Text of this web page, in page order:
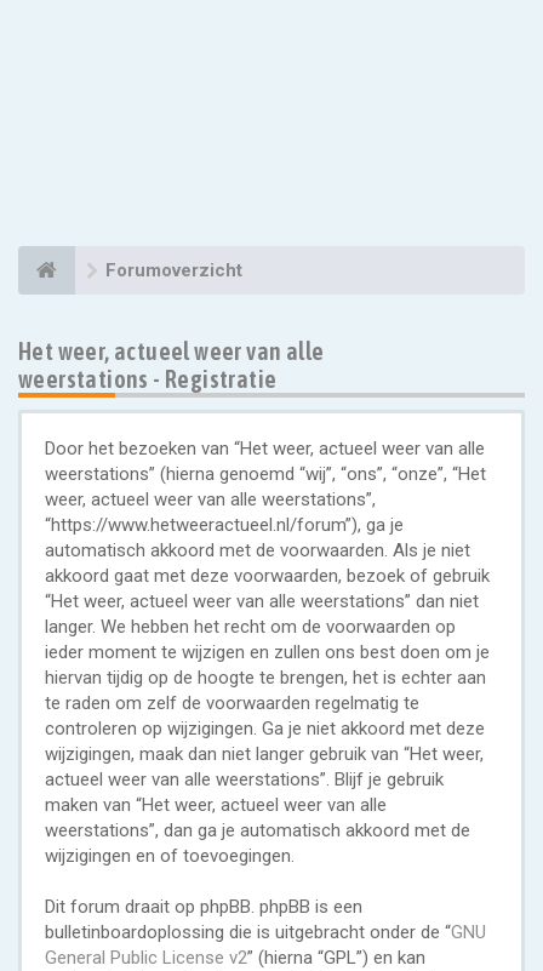
Forumoverzicht
Het weer, actueel weer van alle
weerstations - Registratie
Door het bezoeken van “Het weer, actueel weer van alle
weerstations” (hierna genoemd “wij”, “ons”, “onze”, “Het
weer, actueel weer van alle weerstations”,
“https://www.hetweeractueel.nl/forum”), ga je
automatisch akkoord met de voorwaarden. Als je niet
akkoord gaat met deze voorwaarden, bezoek of gebruik
“Het weer, actueel weer van alle weerstations” dan niet
langer. We hebben het recht om de voorwaarden op
ieder moment te wijzigen en zullen ons best doen om je
hiervan tijdig op de hoogte te brengen, het is echter aan
te raden om zelf de voorwaarden regelmatig te
controleren op wijzigingen. Ga je niet akkoord met deze
wijzigingen, maak dan niet langer gebruik van “Het weer,
actueel weer van alle weerstations”. Blijf je gebruik
maken van “Het weer, actueel weer van alle
weerstations”, dan ga je automatisch akkoord met de
wijzigingen en of toevoegingen.
Dit forum draait op phpBB. phpBB is een
bulletinboardoplossing die is uitgebracht onder de “GNU
General Public License v2” (hierna “GPL”) en kan